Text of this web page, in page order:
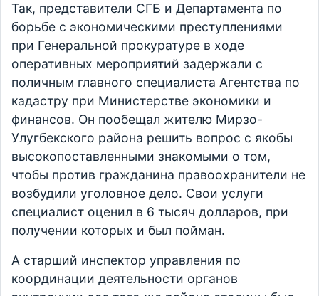
Так, представители СГБ и Департамента по
борьбе с экономическими преступлениями
при Генеральной прокуратуре в ходе
оперативных мероприятий задержали с
поличным главного специалиста Агентства по
кадастру при Министерстве экономики и
финансов. Он пообещал жителю Мирзо-
Улугбекского района решить вопрос с якобы
высокопоставленными знакомыми о том,
чтобы против гражданина правоохранители не
возбудили уголовное дело. Свои услуги
специалист оценил в 6 тысяч долларов, при
получении которых и был пойман.
А старший инспектор управления по
координации деятельности органов